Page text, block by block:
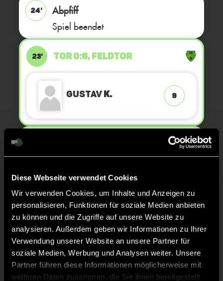
Diese Webseite verwendet Cookies
Wir verwenden Cookies, um Inhalte und Anzeigen zu
personalisieren, Funktionen für soziale Medien anbieten
zu können und die Zugriffe auf unsere Website zu
analysieren. Außerdem geben wir Informationen zu Ihrer
Verwendung unserer Website an unsere Partner für
soziale Medien, Werbung und Analysen weiter. Unsere
Partner führen diese Informationen möglicherweise mit
weiteren Daten zusammen, die Sie ihnen bereitgestellt
24'
Abpfiff
Spiel beendet
23' TOR 0:6, FELDTOR
GustavK. 9
VincentK.
21' TOR 0:4, FELDTOR
VincentK.